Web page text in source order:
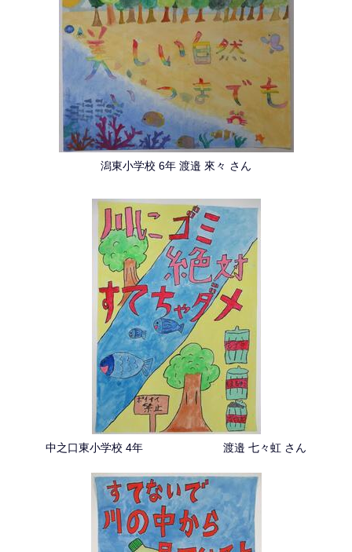
潟東小学校 6年 渡邉 來々 さん
中之口東小学校 4年 渡邉 七々虹 さん